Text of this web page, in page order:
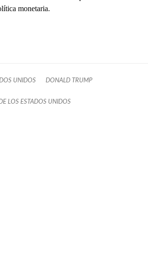
monetaria.
UNIDOS DONALD TRUMP
LOS ESTADOS UNIDOS